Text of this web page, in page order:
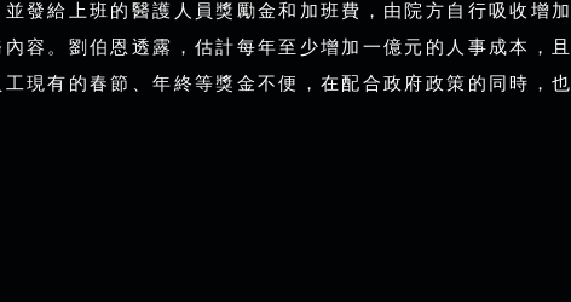
發給上班的醫護人員獎勵金和加班費，由院方自行吸收增加
容。劉伯恩透露，估計每年至少增加一億元的人事成本，且
工現有的春節、年終等獎金不便，在配合政府政策的同時，也